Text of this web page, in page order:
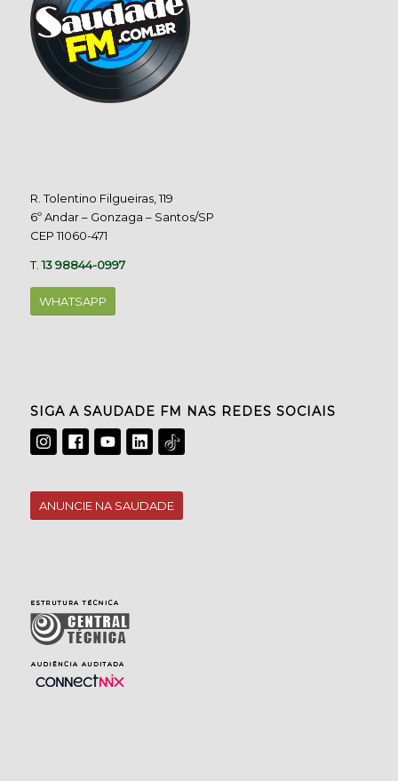
R. Tolentino Filgueiras, 119
6º Andar – Gonzaga – Santos/SP
CEP 11060-471
T.13 98844-0997
WHATSAPP
SIGA A SAUDADE FM NAS REDES SOCIAIS
ANUNCIE NA SAUDADE